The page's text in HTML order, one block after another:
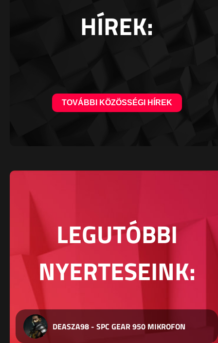
HÍREK:
TOVÁBBI KÖZÖSSÉGI HÍREK
LEGUTÓBBI
NYERTESEINK:
DEASZA98 - SPC GEAR 950 MIKROFON